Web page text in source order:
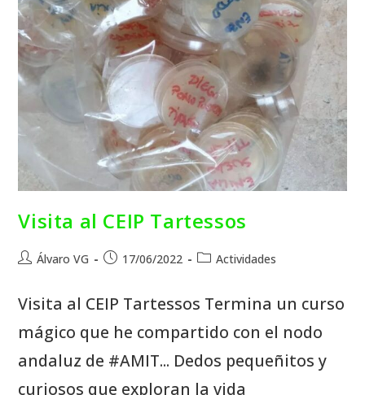
Visita al CEIP Tartessos
Álvaro VG 17/06/2022 Actividades
Visita al CEIP Tartessos Termina un curso
mágico que he compartido con el nodo
andaluz de #AMIT... Dedos pequeñitos y
curiosos que exploran la vida